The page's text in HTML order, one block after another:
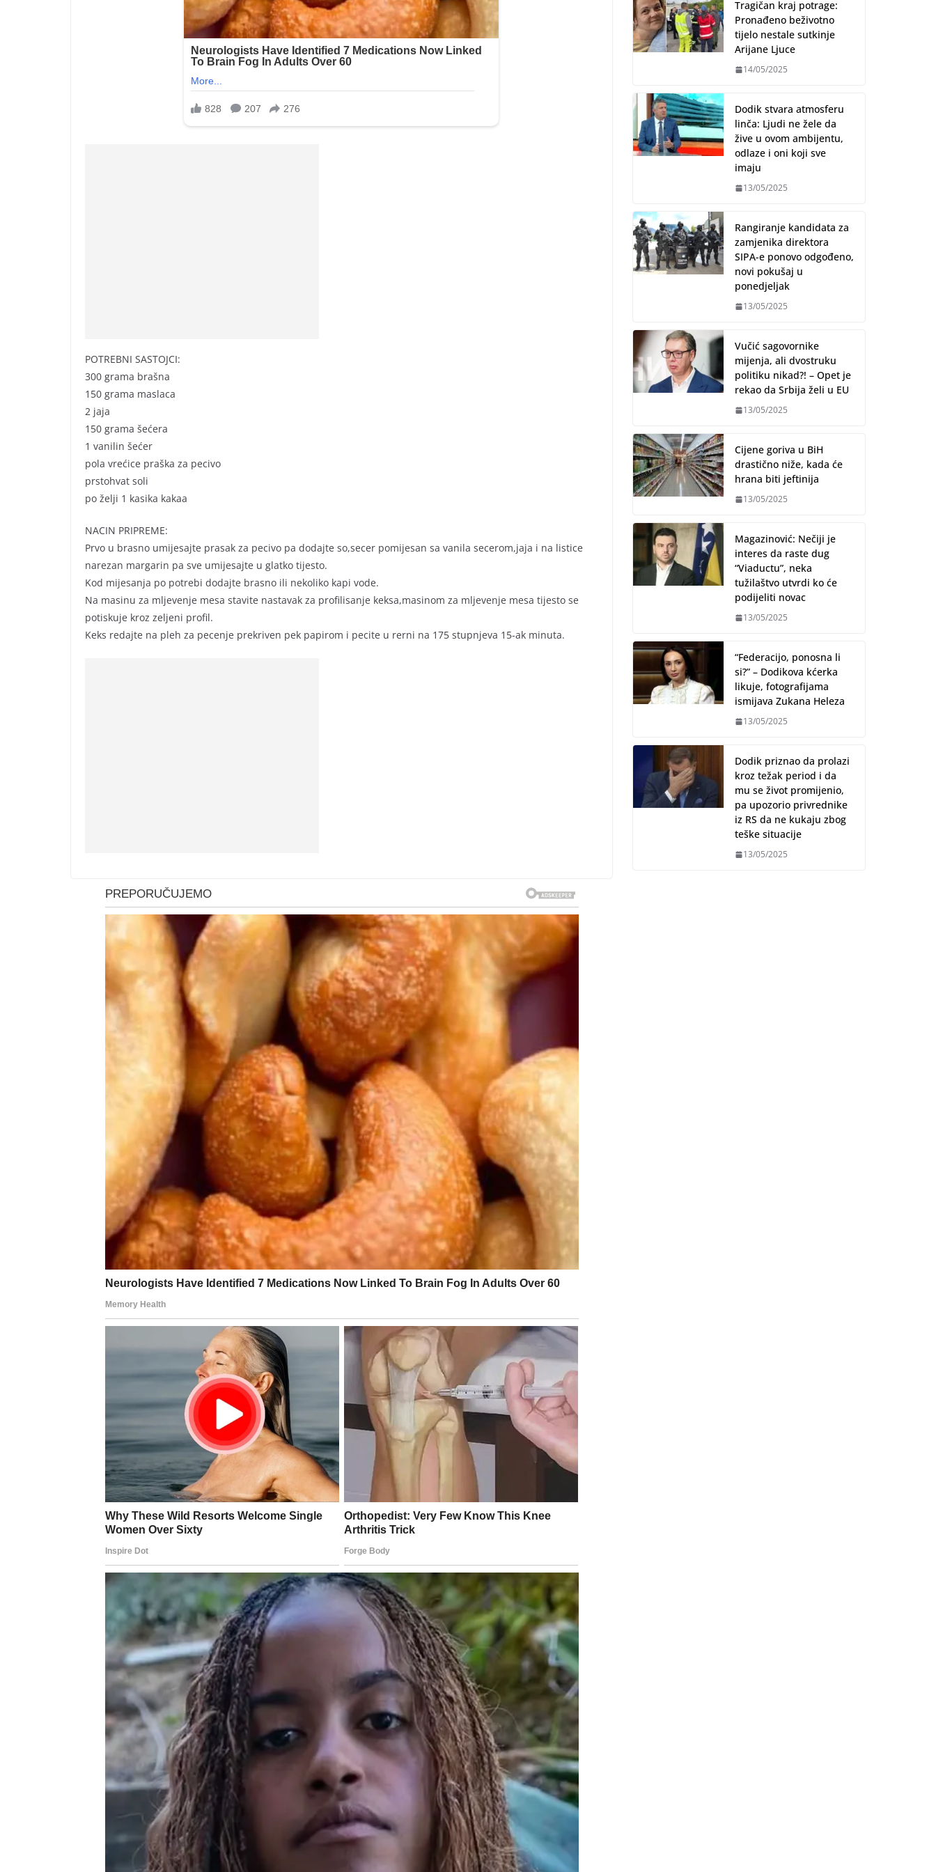
POTREBNI SASTOJCI:
300 grama brašna
150 grama maslaca
2 jaja
150 grama šećera
1 vanilin šećer
pola vrećice praška za pecivo
prstohvat soli
po želji 1 kasika kakaa
NACIN PRIPREME:
Prvo u brasno umijesajte prasak za pecivo pa dodajte so,secer pomijesan sa vanila secerom,jaja i na listice
narezan margarin pa sve umijesajte u glatko tijesto.
Kod mijesanja po potrebi dodajte brasno ili nekoliko kapi vode.
Na masinu za mljevenje mesa stavite nastavak za profilisanje keksa,masinom za mljevenje mesa tijesto se
potiskuje kroz zeljeni profil.
Keks redajte na pleh za pecenje prekriven pek papirom i pecite u rerni na 175 stupnjeva 15-ak minuta.
Tragičan kraj potrage:
Pronađeno beživotno
tijelo nestale sutkinje
Arijane Ljuce
14/05/2025
Dodik stvara atmosferu
linča: Ljudi ne žele da
žive u ovom ambijentu,
odlaze i oni koji sve
imaju
13/05/2025
Rangiranje kandidata za
zamjenika direktora
SIPA-e ponovo odgođeno,
novi pokušaj u
ponedjeljak
13/05/2025
Vučić sagovornike
mijenja, ali dvostruku
politiku nikad?! – Opet je
rekao da Srbija želi u EU
13/05/2025
Cijene goriva u BiH
drastično niže, kada će
hrana biti jeftinija
13/05/2025
Magazinović: Nečiji je
interes da raste dug
“Viaductu”, neka
tužilaštvo utvrdi ko će
podijeliti novac
13/05/2025
“Federacijo, ponosna li
si?” – Dodikova kćerka
likuje, fotografijama
ismijava Zukana Heleza
13/05/2025
Dodik priznao da prolazi
kroz težak period i da
mu se život promijenio,
pa upozorio privrednike
iz RS da ne kukaju zbog
teške situacije
13/05/2025